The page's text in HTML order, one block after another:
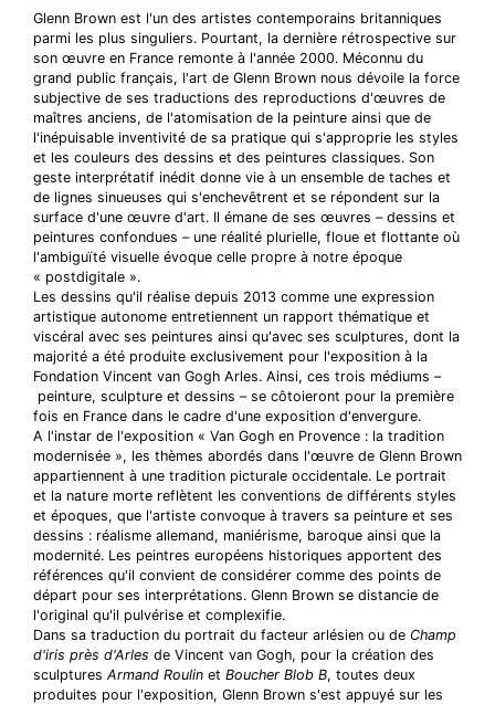
Glenn Brown est l'un des artistes contemporains britanniques
parmi les plus singuliers. Pourtant, la dernière rétrospective sur
son œuvre en France remonte à l'année 2000. Méconnu du
grand public français, l'art de Glenn Brown nous dévoile la force
subjective de ses traductions des reproductions d'œuvres de
maîtres anciens, de l'atomisation de la peinture ainsi que de
l'inépuisable inventivité de sa pratique qui s'approprie les styles
et les couleurs des dessins et des peintures classiques. Son
geste interprétatif inédit donne vie à un ensemble de taches et
de lignes sinueuses qui s'enchevêtrent et se répondent sur la
surface d'une œuvre d'art. Il émane de ses œuvres – dessins et
peintures confondues – une réalité plurielle, floue et flottante où
l'ambiguïté visuelle évoque celle propre à notre époque
« postdigitale ».
Les dessins qu'il réalise depuis 2013 comme une expression
artistique autonome entretiennent un rapport thématique et
viscéral avec ses peintures ainsi qu'avec ses sculptures, dont la
majorité a été produite exclusivement pour l'exposition à la
Fondation Vincent van Gogh Arles. Ainsi, ces trois médiums –
peinture, sculpture et dessins – se côtoieront pour la première
fois en France dans le cadre d'une exposition d'envergure.
A l'instar de l'exposition « Van Gogh en Provence : la tradition
modernisée », les thèmes abordés dans l'œuvre de Glenn Brown
appartiennent à une tradition picturale occidentale. Le portrait
et la nature morte reflètent les conventions de différents styles
et époques, que l'artiste convoque à travers sa peinture et ses
dessins : réalisme allemand, maniérisme, baroque ainsi que la
modernité. Les peintres européens historiques apportent des
références qu'il convient de considérer comme des points de
départ pour ses interprétations. Glenn Brown se distancie de
l'original qu'il pulvérise et complexifie.
Dans sa traduction du portrait du facteur arlésien ou de Champ
d'iris près d'Arles de Vincent van Gogh, pour la création des
sculptures Armand Roulin et Boucher Blob B, toutes deux
produites pour l'exposition, Glenn Brown s'est appuyé sur les